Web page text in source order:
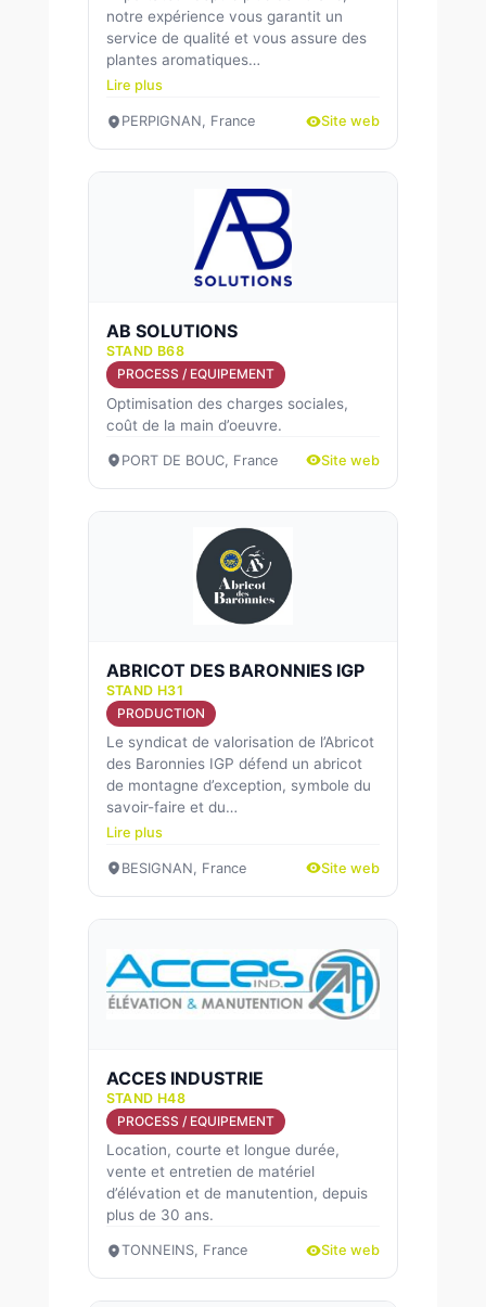
notre expérience vous garantit un
service de qualité et vous assure des
plantes aromatiques…
Lire plus
PERPIGNAN, France Site web
AB SOLUTIONS
STAND B68
PROCESS / EQUIPEMENT
Optimisation des charges sociales,
coût de la main d’oeuvre.
PORT DE BOUC, France Site web
ABRICOT DES BARONNIES IGP
STAND H31
PRODUCTION
Le syndicat de valorisation de l’Abricot
des Baronnies IGP défend un abricot
de montagne d’exception, symbole du
savoir-faire et du…
Lire plus
BESIGNAN, France Site web
ACCES INDUSTRIE
STAND H48
PROCESS / EQUIPEMENT
Location, courte et longue durée,
vente et entretien de matériel
d’élévation et de manutention, depuis
plus de 30 ans.
TONNEINS, France Site web